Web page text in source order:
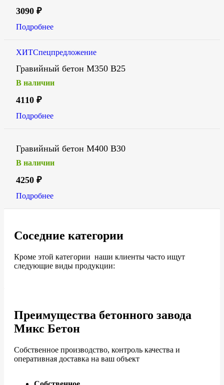
3090 ₽
Подробнее
ХИТСпецпредложение
Гравийный бетон М350 В25
В наличии
4110 ₽
Подробнее
Гравийный бетон М400 В30
В наличии
4250 ₽
Подробнее
Соседние категории
Кроме этой категории наши клиенты часто ищут
следующие виды продукции:
Преимущества бетонного завода
Микс Бетон
Собственное производство, контроль качества и
оперативная доставка на ваш объект